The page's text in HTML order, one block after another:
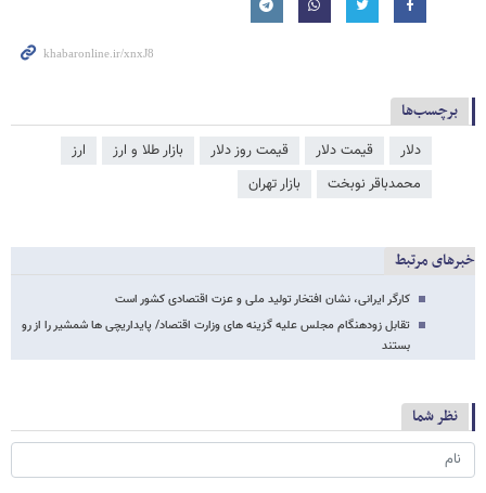
برچسب‌ها
دلار قیمت دلار قیمت روز دلار بازار طلا و ارز
ارز
محمدباقر نوبخت
بازار تهران
خبرهای مرتبط
کارگر ایرانی، نشان افتخار تولید ملی و عزت اقتصادی کشور است
تقابل زودهنگام مجلس علیه گزینه های وزارت اقتصاد/ پایداریچی ها شمشیر را از رو
بستند
نظر شما